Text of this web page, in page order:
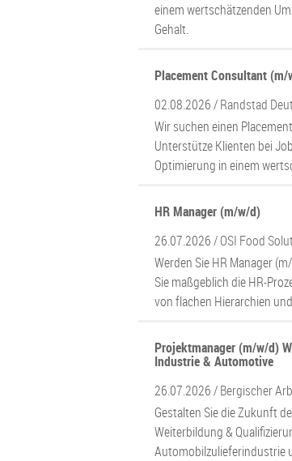
einem wertschätzenden
Gehalt.
Placement Consultant (m/
02.08.2026 /Randstad
Wir suchen einen
Unterstütze Klienten bei
Optimierung in einem
HR Manager (m/w/d)
26.07.2026 /OSI Food
Werden Sie HR Manager
Sie maßgeblich die HR-
von flachen Hierarchien
Projektmanager (m/w/d)
Industrie & Automotive
26.07.2026 /Bergischer
Gestalten Sie die Zukunft
Weiterbildung &
Automobilzulieferindustrie